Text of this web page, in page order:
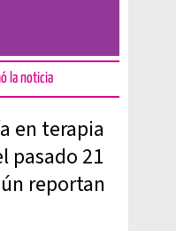
la noticia
en terapia
pasado 21
reportan